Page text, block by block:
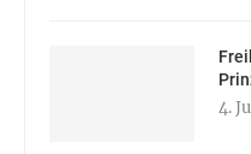
4.